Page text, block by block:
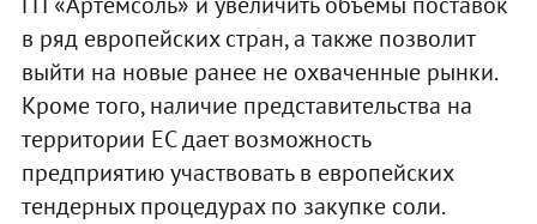
в ряд европейских стран, а также позволит
выйти на новые ранее не охваченные рынки.
Кроме того, наличие представительства на
территории ЕС дает возможность
предприятию участвовать в европейских
тендерных процедурах по закупке соли.